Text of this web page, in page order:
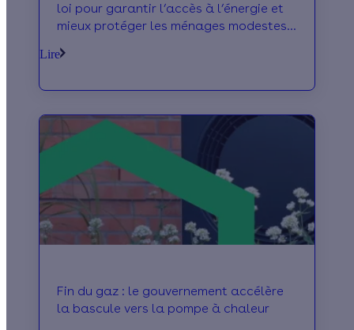
loi pour garantir l’accès à l’énergie et
mieux protéger les ménages modestes
Lire
Fin du gaz : le gouvernement accélère
la bascule vers la pompe à chaleur